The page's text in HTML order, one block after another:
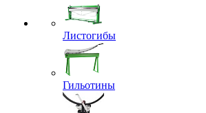
Листогибы
Гильотины